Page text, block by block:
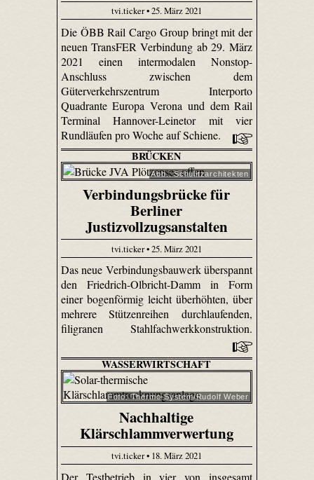
tvi.ticker • 25. März 2021
Die ÖBB Rail Cargo Group bringt mit der
neuen TransFER Verbindung ab 29. März
2021 einen intermodalen Nonstop-
Anschluss zwischen dem
Güterverkehrszentrum Interporto
Quadrante Europa Verona und dem Rail
Terminal Hannover-Leinetor mit vier
Rundläufen pro Woche auf Schiene.
BRÜCKEN
Abb.: Schulitzarchitekten
Verbindungsbrücke für
Berliner
Justizvollzugsanstalten
tvi.ticker • 25. März 2021
Das neue Verbindungsbauwerk überspannt
den Friedrich-Olbricht-Damm in Form
einer bogenförmig leicht überhöhten, über
mehrere Stützenreihen durchlaufenden,
filigranen Stahlfachwerkkonstruktion.
WASSERWIRTSCHAFT
Foto: Thermo-System/Rudolf Weber
Nachhaltige
Klärschlammverwertung
tvi.ticker • 18. März 2021
Der Testbetrieb in vier von insgesamt